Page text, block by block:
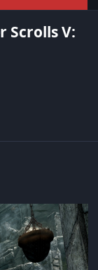
Scrolls V: